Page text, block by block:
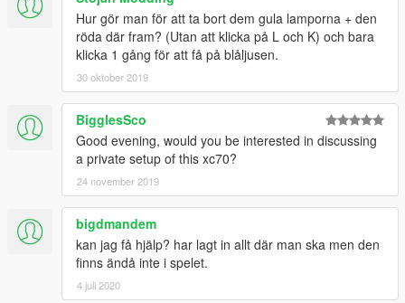
Hur gör man för att ta bort dem gula lamporna + den
röda där fram? (Utan att klicka på L och K) och bara
klicka 1 gång för att få på blåljusen.
30 oktober 2019
BigglesSco
Good evening, would you be interested in discussing
a private setup of this xc70?
24 november 2019
bigdmandem
kan jag få hjälp? har lagt in allt där man ska men den
finns ändå inte i spelet.
4 juli 2020